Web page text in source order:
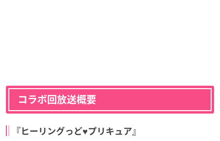
コラボ回放送概要
『ヒーリングっど♥プリキュア』